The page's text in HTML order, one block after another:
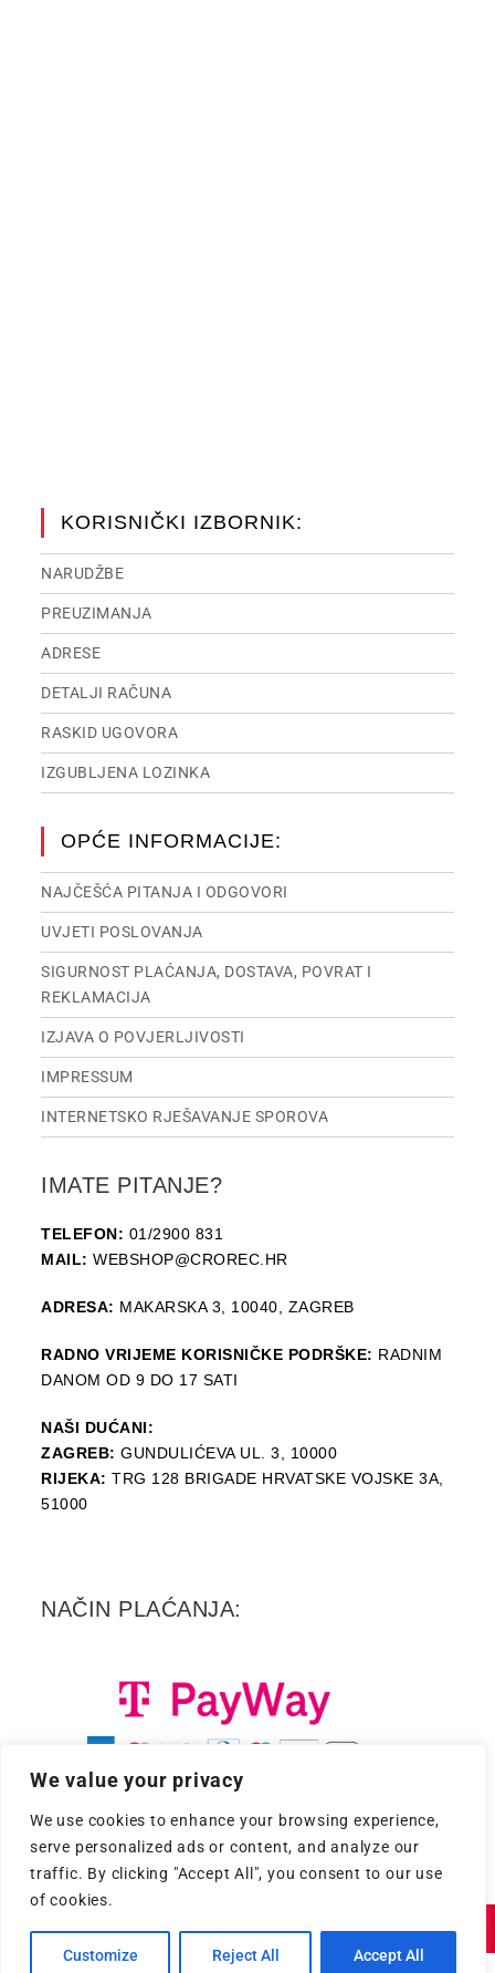
We value your privacy
We use cookies to enhance your browsing experience,
serve personalized ads or content, and analyze our
traffic. By clicking "Accept All", you consent to our use
of cookies.
Customize Reject All Accept All
KORISNIČKI IZBORNIK:
NARUDŽBE
PREUZIMANJA
ADRESE
DETALJI RAČUNA
RASKID UGOVORA
IZGUBLJENA LOZINKA
OPĆE INFORMACIJE:
NAJČEŠĆA PITANJA I ODGOVORI
UVJETI POSLOVANJA
SIGURNOST PLAĆANJA, DOSTAVA, POVRAT I
REKLAMACIJA
IZJAVA O POVJERLJIVOSTI
IMPRESSUM
INTERNETSKO RJEŠAVANJE SPOROVA
IMATE PITANJE?
TELEFON: 01/2900 831
MAIL: WEBSHOP@CROREC.HR
ADRESA: MAKARSKA 3, 10040, ZAGREB
RADNO VRIJEME KORISNIČKE PODRŠKE: RADNIM
DANOM OD 9 DO 17 SATI
NAŠI DUĆANI:
ZAGREB: GUNDULIĆEVA UL. 3, 10000
RIJEKA: TRG 128 BRIGADE HRVATSKE VOJSKE 3A,
51000
NAČIN PLAĆANJA:
Copyright 2026. - Croatia Records d.d.